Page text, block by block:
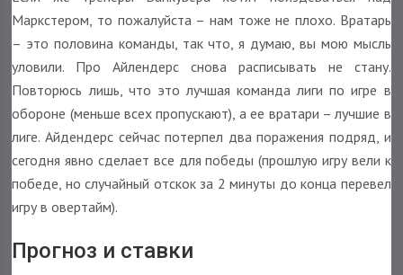
Маркстером, то пожалуйста – нам тоже не плохо. Вратарь
– это половина команды, так что, я думаю, вы мою мысль
уловили. Про Айлендерс снова расписывать не стану.
Повторюсь лишь, что это лучшая команда лиги по игре в
обороне (меньше всех пропускают), а ее вратари – лучшие в
лиге. Айдендерс сейчас потерпел два поражения подряд, и
сегодня явно сделает все для победы (прошлую игру вели к
победе, но случайный отскок за 2 минуты до конца перевел
игру в овертайм).
Прогноз и ставки